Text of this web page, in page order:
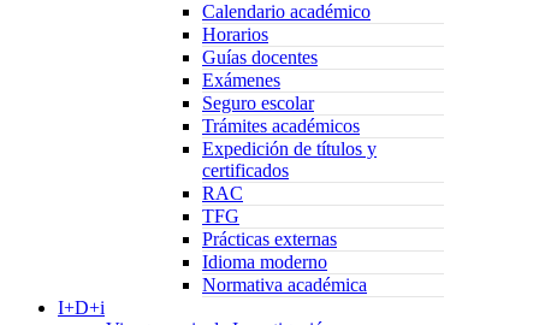
Calendario académico
Horarios
Guías docentes
Exámenes
Seguro escolar
Trámites académicos
Expedición de títulos y
certificados
RAC
TFG
Prácticas externas
Idioma moderno
Normativa académica
I+D+i